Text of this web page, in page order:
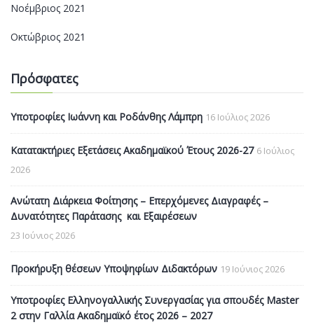
Νοέμβριος 2021
Οκτώβριος 2021
Πρόσφατες
Υποτροφίες Ιωάννη και Ροδάνθης Λάμπρη 16 Ιούλιος 2026
Κατατακτήριες Εξετάσεις Ακαδημαϊκού Έτους 2026-27 6 Ιούλιος
2026
Ανώτατη Διάρκεια Φοίτησης – Επερχόμενες Διαγραφές –
Δυνατότητες Παράτασης και Εξαιρέσεων
23 Ιούνιος 2026
Προκήρυξη θέσεων Υποψηφίων Διδακτόρων 19 Ιούνιος 2026
Υποτροφίες Ελληνογαλλικής Συνεργασίας για σπουδές Master
2 στην Γαλλία Ακαδημαϊκό έτος 2026 – 2027